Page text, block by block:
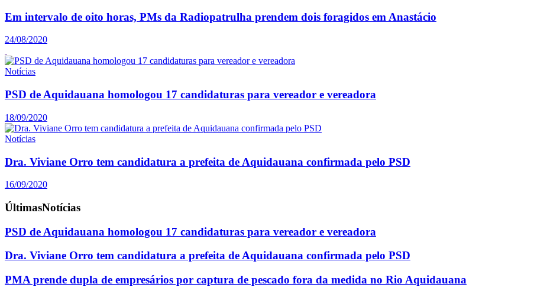
Em intervalo de oito horas, PMs da Radiopatrulha prendem dois foragidos em Anastácio
24/08/2020
Notícias
PSD de Aquidauana homologou 17 candidaturas para vereador e vereadora
18/09/2020
Notícias
Dra. Viviane Orro tem candidatura a prefeita de Aquidauana confirmada pelo PSD
16/09/2020
ÚltimasNotícias
PSD de Aquidauana homologou 17 candidaturas para vereador e vereadora
Dra. Viviane Orro tem candidatura a prefeita de Aquidauana confirmada pelo PSD
PMA prende dupla de empresários por captura de pescado fora da medida no Rio Aquidauana